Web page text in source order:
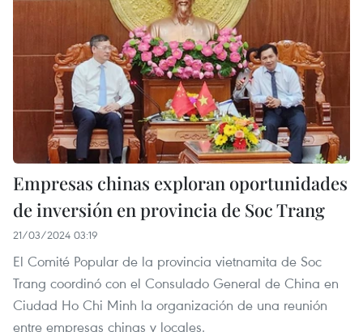
Empresas chinas exploran oportunidades
de inversión en provincia de Soc Trang
21/03/2024 03:19
El Comité Popular de la provincia vietnamita de Soc
Trang coordinó con el Consulado General de China en
Ciudad Ho Chi Minh la organización de una reunión
entre empresas chinas y locales.